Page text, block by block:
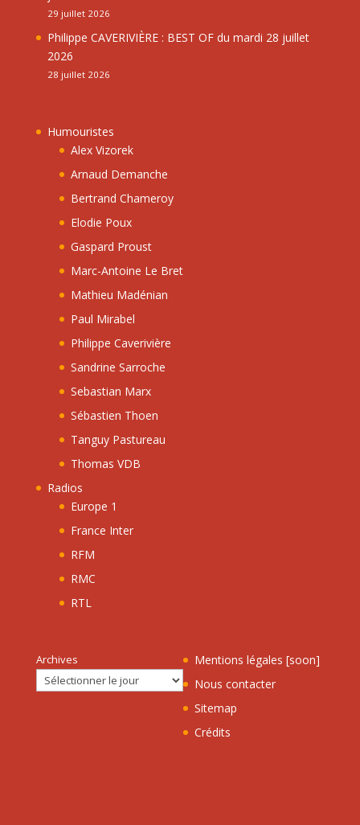
29 juillet 2026
Philippe CAVERIVIÈRE : BEST OF du mardi 28 juillet
2026
28 juillet 2026
Humouristes
Alex Vizorek
Arnaud Demanche
Bertrand Chameroy
Elodie Poux
Gaspard Proust
Marc-Antoine Le Bret
Mathieu Madénian
Paul Mirabel
Philippe Caverivière
Sandrine Sarroche
Sebastian Marx
Sébastien Thoen
Tanguy Pastureau
Thomas VDB
Radios
Europe 1
France Inter
RFM
RMC
RTL
Archives
Mentions légales [soon]
Nous contacter
Sitemap
Crédits